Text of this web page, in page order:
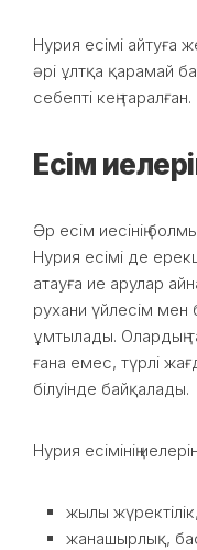
Нурия есімі айтуға
әрі ұлтқа қарамай
себепті кең таралған.
Есім
Әр есім иесінің
Нурия есімі де
атауға ие арулар
рухани үйлесім мен
ұмтылады. Олардың
ғана емес, түрлі
білуінде байқалады.
Нурия есімінің
жылы
жанашырлық,